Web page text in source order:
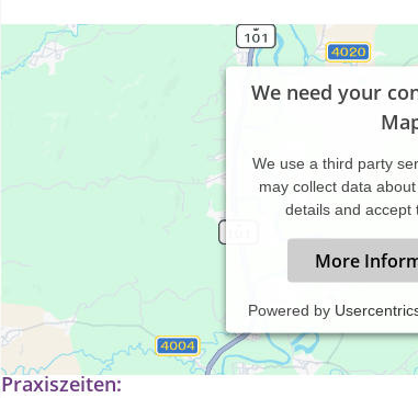
We need your
We use a third party
may collect data
details and accept
More
Powered by
Ich arbeite als Tierheilpraktikerin und Barhufpflegerin
Praxiszeiten: